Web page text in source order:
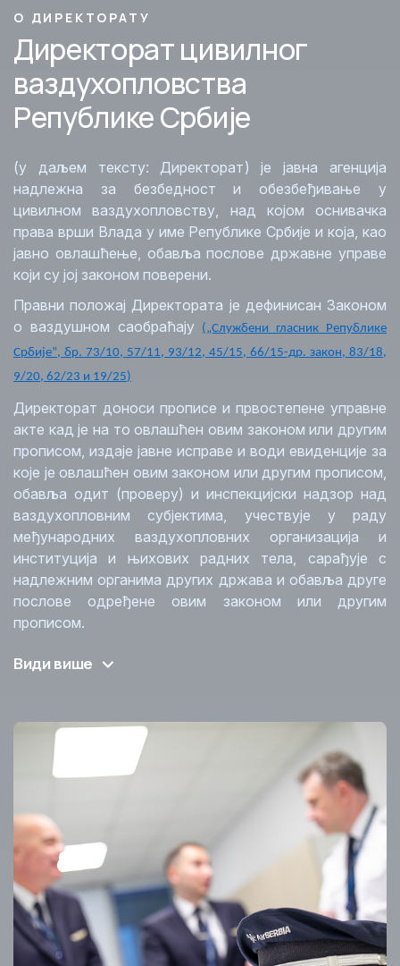
О ДИРЕКТОРАТУ
Директорат цивилног
ваздухопловства
Републике Србије
(у даљем тексту: Директорат) је јавна агенција
надлежна за безбедност и обезбеђивање у
цивилном ваздухопловству, над којом оснивачка
права врши Влада у име Републике Србије и која, као
јавно овлашћење, обавља послове државне управе
који су јој законом поверени.
Правни положај Директората је дефинисан Законом
о ваздушном саобраћају („Службени гласник Републике
Србијеˮ, бр. 73/10, 57/11, 93/12, 45/15, 66/15-др. закон, 83/18,
9/20, 62/23 и 19/25)
Директорат доноси прописе и првостепене управне
акте кад је на то овлашћен овим законом или другим
прописом, издаje јавнe исправe и води евиденције за
које је овлашћен овим законом или другим прописом,
обавља одит (проверу) и инспекцијски надзор над
ваздухопловним субјектима, учествује у раду
међународних ваздухопловних организација и
институција и њихових радних тела, сарађује с
надлежним органима других држава и обавља друге
послове одређене овим законом или другим
прописом.
Види више